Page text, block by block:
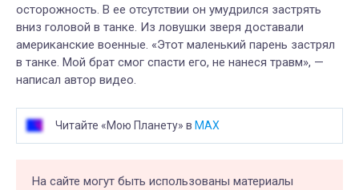
осторожность. В ее отсутствии он умудрился застрять
вниз головой в танке. Из ловушки зверя доставали
американские военные. «Этот маленький парень застрял
в танке. Мой брат смог спасти его, не нанеся травм», —
написал автор видео.
Читайте «Мою Планету» в MAX
На сайте могут быть использованы материалы